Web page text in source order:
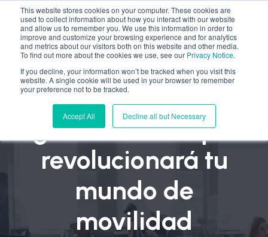
This website stores cookies on your computer. These cookies are
used to collect information about how you interact with our website
and allow us to remember you. We use this information in order to
improve and customize your browsing experience and for analytics
and metrics about our visitors both on this website and other media.
To find out more about the cookies we use, see our Privacy Notice.
If you decline, your information won’t be tracked when you visit this
website. A single cookie will be used in your browser to remember
your preference not to be tracked.
Accept All Decline all but Necessary
Tecnología
galardonada que
revolucionará tu
mundo de
movilidad